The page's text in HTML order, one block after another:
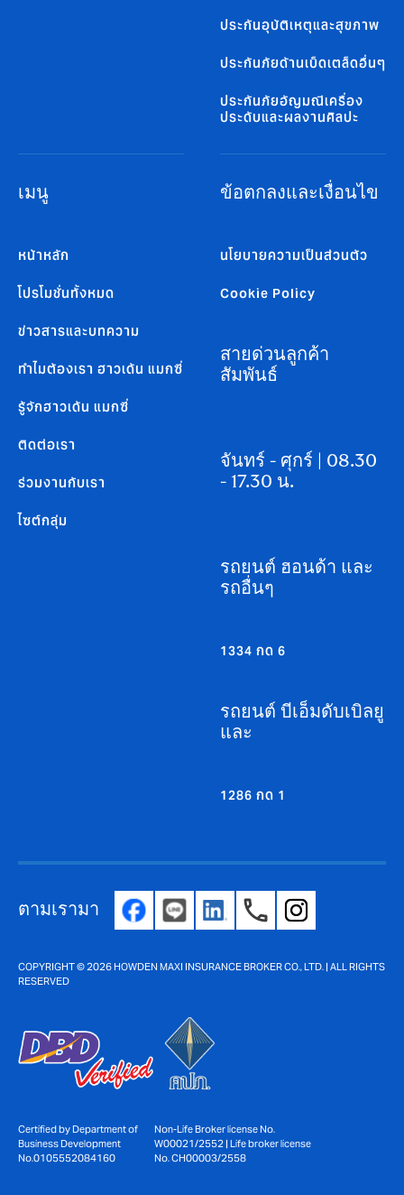
ประกันอุบัติเหตุและสุขภาพ
ประกันภัยด้านเบ็ดเตล็ดอื่นๆ
ประกันภัยอัญมณีเครื่อง
ประดับและผลงานศิลปะ
เมนู
หน้าหลัก
โปรโมชั่นทั้งหมด
ข่าวสารและบทความ
ทำไมต้องเรา ฮาวเด้น แมกซี่
รู้จักฮาวเด้น แมกซี่
ติดต่อเรา
ร่วมงานกับเรา
ไซต์กลุ่ม
ข้อตกลงและเงื่อนไข
นโยบายความเป็นส่วนตัว
Cookie Policy
สายด่วนลูกค้า
สัมพันธ์
จันทร์ - ศุกร์ | 08.30
- 17.30 น.
รถยนต์ ฮอนด้า และ
รถอื่นๆ
1334 กด 6
รถยนต์ บีเอ็มดับเบิลยู
และ
1286 กด 1
ตามเรามา
COPYRIGHT © 2026 HOWDEN MAXI INSURANCE BROKER CO., LTD. | ALL RIGHTS
RESERVED
Certified by Department of
Business Development
No.0105552084160
Non-Life Broker license No.
W00021/2552 | Life broker license
No. CH00003/2558